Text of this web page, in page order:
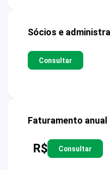
Sócios e
Consultar
Faturamento anual
R$ Consultar